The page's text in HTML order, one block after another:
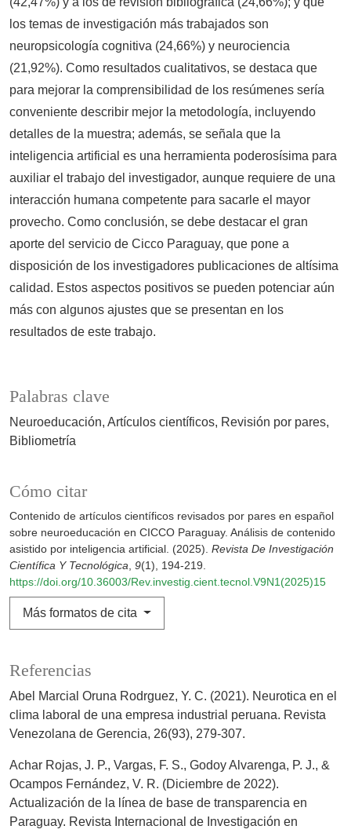
Palabras clave
Neuroeducación Artículos científicos Revisión por pares
Bibliometría
Cómo citar
Contenido de artículos científicos revisados por pares en español
sobre neuroeducación en CICCO Paraguay. Análisis de contenido
asistido por inteligencia artificial. (2025). Revista De Investigación
Científica Y Tecnológica, 9(1), 194-219.
https://doi.org/10.36003/Rev.investig.cient.tecnol.V9N1(2025)15
Más formatos de cita
los temas de investigación más trabajados son
neuropsicología cognitiva (24,66%) y neurociencia
(21,92%). Como resultados cualitativos, se destaca que
para mejorar la comprensibilidad de los resúmenes sería
conveniente describir mejor la metodología, incluyendo
detalles de la muestra; además, se señala que la
inteligencia artificial es una herramienta poderosísima para
auxiliar el trabajo del investigador, aunque requiere de una
interacción humana competente para sacarle el mayor
provecho. Como conclusión, se debe destacar el gran
aporte del servicio de Cicco Paraguay, que pone a
disposición de los investigadores publicaciones de altísima
calidad. Estos aspectos positivos se pueden potenciar aún
más con algunos ajustes que se presentan en los
resultados de este trabajo.
Referencias
Abel Marcial Oruna Rodrguez, Y. C. (2021). Neurotica en el
clima laboral de una empresa industrial peruana. Revista
Venezolana de Gerencia, 26(93), 279-307.
Achar Rojas, J. P., Vargas, F. S., Godoy Alvarenga, P. J., &
Ocampos Fernández, V. R. (Diciembre de 2022).
Actualización de la línea de base de transparencia en
Paraguay. Revista Internacional de Investigación en